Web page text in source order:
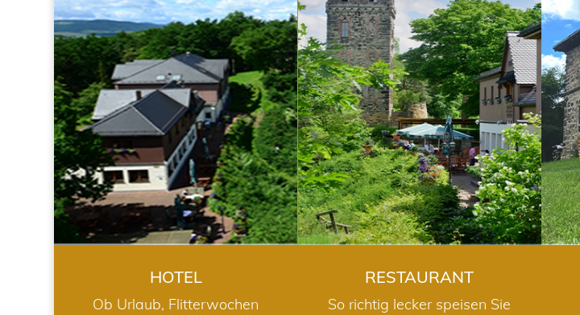
HOTEL
HOTEL
Ob Urlaub, Flitterwochen
RESTAURANT
RESTAURANT
So richtig lecker speisen Sie